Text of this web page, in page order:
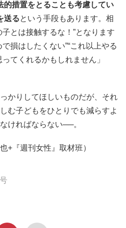
的措置をとることも考慮してい
送るという手段もあります。相
とは接触するな！”となります
損はしたくない”“これ以上やる
てくれるかもしれません」
かりしてほしいものだが、それ
む子どもをひとりでも減らすよ
ければならない──。
+『週刊女性』取材班）